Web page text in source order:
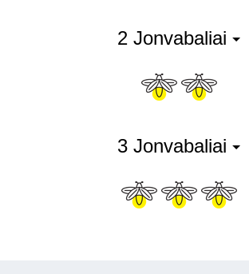
2 Jonvabaliai
3 Jonvabaliai